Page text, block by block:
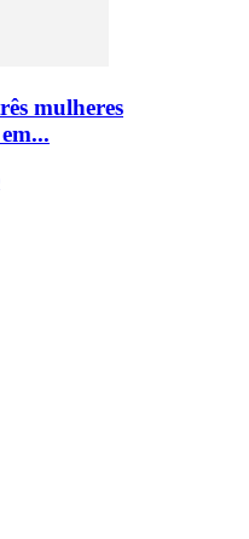
mulheres